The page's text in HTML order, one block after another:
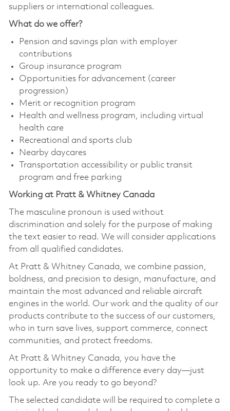
suppliers or international colleagues.
What do we offer?
Pension and savings plan with employer
contributions
Group insurance program
Opportunities for advancement (career
progression)
Merit or recognition program
Health and wellness program, including virtual
health care
Recreational and sports club
Nearby daycares
Transportation accessibility or public transit
program and free parking
Working at Pratt & Whitney Canada
The masculine pronoun is used without
discrimination and solely for the purpose of making
the text easier to read. We will consider applications
from all qualified candidates.
At Pratt & Whitney Canada, we combine passion,
boldness, and precision to design, manufacture, and
maintain the most advanced and reliable aircraft
engines in the world. Our work and the quality of our
products contribute to the success of our customers,
who in turn save lives, support commerce, connect
communities, and protect freedoms.
At Pratt & Whitney Canada, you have the
opportunity to make a difference every day—just
look up. Are you ready to go beyond?
The selected candidate will be required to complete a